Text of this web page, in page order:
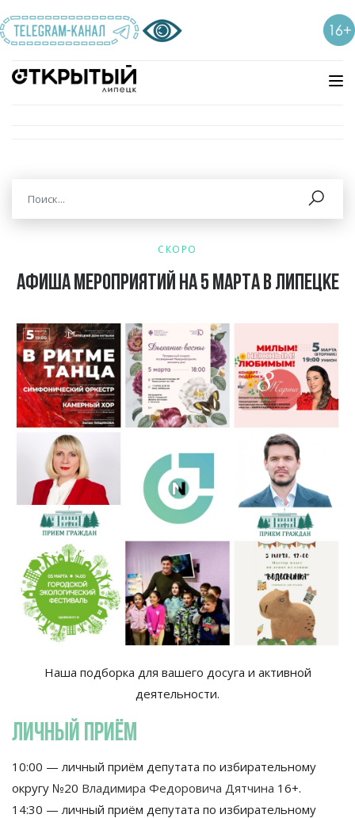
СКОРО
Афиша мероприятий на 5 марта в Липецке
Наша подборка для вашего досуга и активной
деятельности.
ЛИЧНЫЙ ПРИЁМ
10:00 — личный приём депутата по избирательному
округу №20 Владимира Федоровича Дятчина 16+.
14:30 — личный приём депутата по избирательному